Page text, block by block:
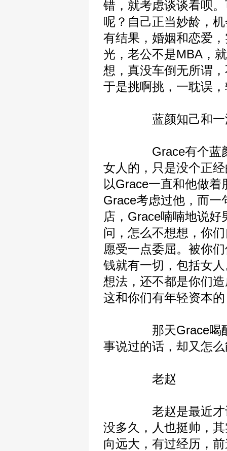
错，就考虑谈谈看呗
呢？自己正当妙龄，
有结果，婚姻和恋爱
光，老公不是MBA，
想，真没车倒无所谓
于是挑啊挑，一耽误
蓝颜知己和一
Grace有个蓝颜知
女人的，只是没个正
以Grace一直和他做
Grace考虑过他，而
店，Grace喃喃地说好
问，怎么不想想，你
愿受一点委屈。被你
钱就有一切，包括女
想法，还不都是你们
这和你们有年轻资本
那天Grace喝醉了
事说过的话，却又怎
老赵
老赵是最近才认识
没多久，人也挺帅，
向远大，有过经历，